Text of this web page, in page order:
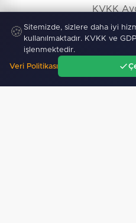
KVKK
Çerez
İçerik
Köşe Yazarları
🍪 Sitemizde, sizlere daha iyi
kullanılmaktadır. KVKK ve
işlenmektedir.
Veri Politikası
Gündem